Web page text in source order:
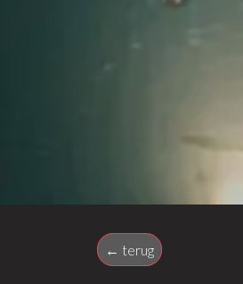
← terug